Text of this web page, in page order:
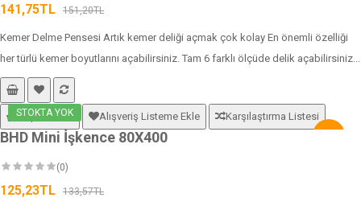
141,75TL 151,20TL
Kemer Delme Pensesi Artık kemer deliği açmak çok kolay En önemli özelliği
her türlü kemer boyutlarını açabilirsiniz. Tam 6 farklı ölçüde delik açabilirsiniz...
STOKTA YOK
Sepete Ekle Alışveriş Listeme Ekle Karşılaştırma Listesi
BHD Mini İşkence 80X400
(0)
125,23TL 133,57TL